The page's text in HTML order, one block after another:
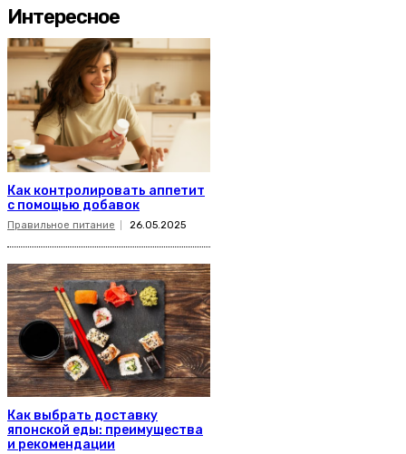
Интересное
Как контролировать аппетит
с помощью добавок
Правильное питание 26.05.2025
Как выбрать доставку
японской еды: преимущества
и рекомендации